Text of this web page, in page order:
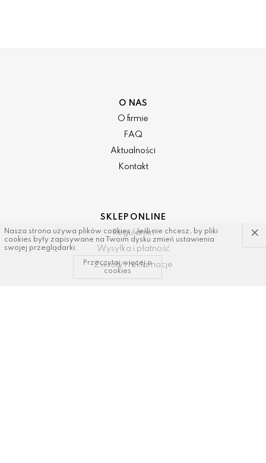
O NAS
O firmie
FAQ
Aktualności
Kontakt
SKLEP ONLINE
Regulamin
Wysyłka i płatność
Zwroty i reklamacje
Nasza strona używa plików cookies. Jeśli nie chcesz, by pliki
cookies były zapisywane na Twoim dysku zmień ustawienia
swojej przeglądarki.
×
Przeczytaj więcej o
cookies